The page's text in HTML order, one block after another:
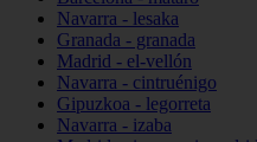
Navarra - lesaka
Granada - granada
Madrid - el-vellón
Navarra - cintruénigo
Gipuzkoa - legorreta
Navarra - izaba